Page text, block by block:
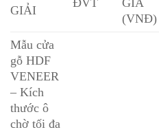
GIẢI
ĐVT
GIÁ
(VNĐ)
Mẫu cửa
gỗ HDF
VENEER
– Kích
thước ô
chờ tối đa